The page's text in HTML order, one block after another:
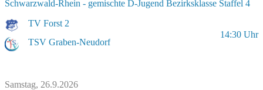
Schwarzwald-Rhein - gemischte D-Jugend Bezirksklasse Staffel 4
TV Forst 2
TSV Graben-Neudorf
14:30 Uhr
Samstag, 26.9.2026